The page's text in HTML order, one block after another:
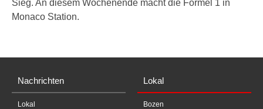
Sieg. An diesem Wochenende macht die Formel 1 in
Monaco Station.
Nachrichten
Lokal
Lokal
Bozen